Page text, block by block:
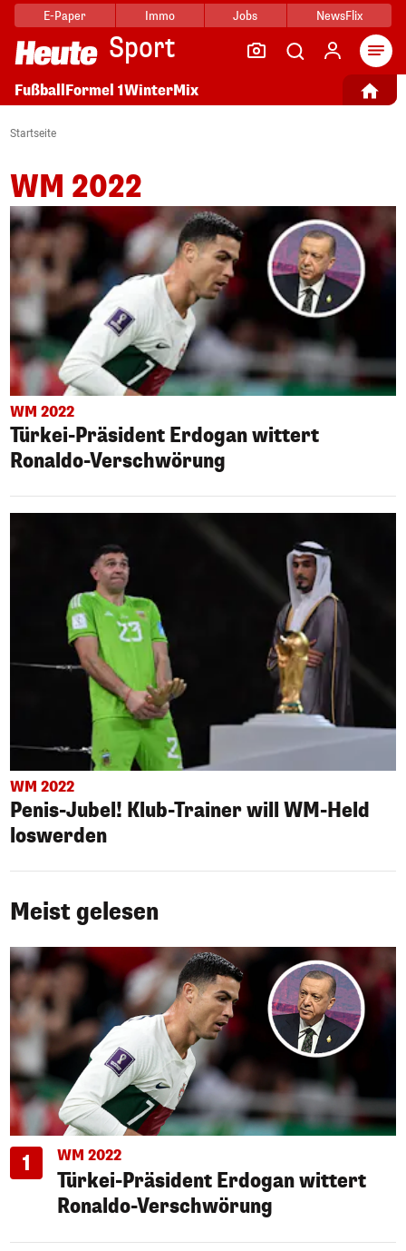
E-Paper Immo Jobs NewsFlix
Sport
Fußball Formel 1WinterMix
Startseite
WM 2022
WM 2022
Türkei-Präsident Erdogan wittert
Ronaldo-Verschwörung
WM 2022
Penis-Jubel! Klub-Trainer will WM-Held
loswerden
Meist gelesen
1 WM 2022
Türkei-Präsident Erdogan wittert
Ronaldo-Verschwörung